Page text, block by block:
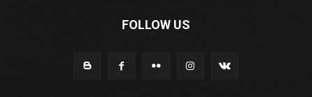
FOLLOW US